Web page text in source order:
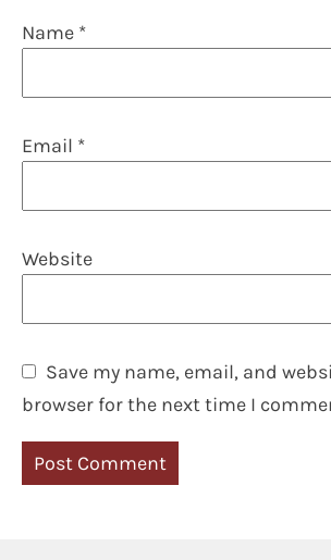
Name *
Email *
Website
Save my name, email, and
browser for the next time I